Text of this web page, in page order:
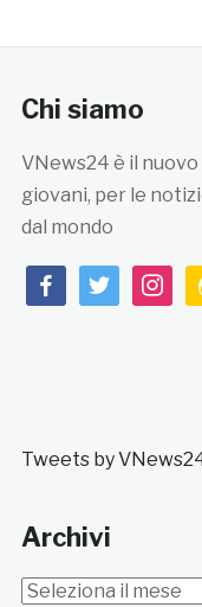
Chi siamo
VNews24 è il
giovani, per le
dal mondo
facebooktwitter
Tweets by
Archivi
Archivi